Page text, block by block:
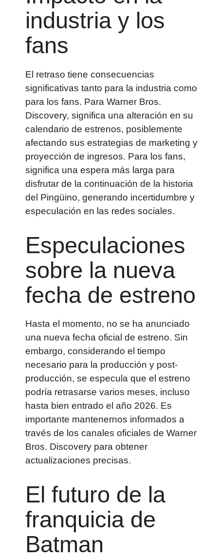
industria y los
fans
El retraso tiene consecuencias
significativas tanto para la industria como
para los fans. Para Warner Bros.
Discovery, significa una alteración en su
calendario de estrenos, posiblemente
afectando sus estrategias de marketing y
proyección de ingresos. Para los fans,
significa una espera más larga para
disfrutar de la continuación de la historia
del Pingüino, generando incertidumbre y
especulación en las redes sociales.
Especulaciones
sobre la nueva
fecha de estreno
Hasta el momento, no se ha anunciado
una nueva fecha oficial de estreno. Sin
embargo, considerando el tiempo
necesario para la producción y post-
producción, se especula que el estreno
podría retrasarse varios meses, incluso
hasta bien entrado el año 2026. Es
importante mantenernos informados a
través de los canales oficiales de Warner
Bros. Discovery para obtener
actualizaciones precisas.
El futuro de la
franquicia de
Batman